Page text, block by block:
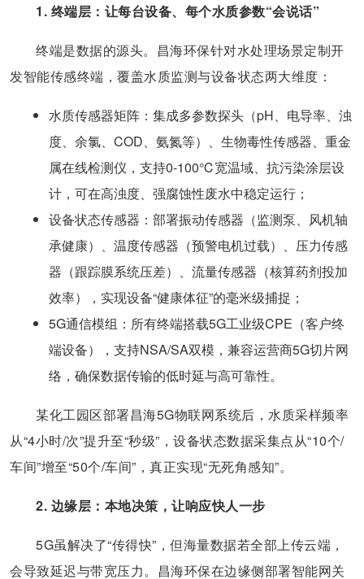
1. 终端层：让每台设备、每个水质参数“会说话”
终端是数据的源头。昌海环保针对水处理场景定制开
发智能传感终端，覆盖水质监测与设备状态两大维度：
​水质传感器矩阵​：集成多参数探头（pH、电导率、浊
度、余氯、COD、氨氮等）、生物毒性传感器、重金
属在线检测仪，支持0-100℃宽温域、抗污染涂层设
计，可在高浊度、强腐蚀性废水中稳定运行；
​设备状态传感器​：部署振动传感器（监测泵、风机轴
承健康）、温度传感器（预警电机过载）、压力传感
器（跟踪膜系统压差）、流量传感器（核算药剂投加
效率），实现设备“健康体征”的毫米级捕捉；
​5G通信模组​：所有终端搭载5G工业级CPE（客户终
端设备），支持NSA/SA双模，兼容运营商5G切片网
络，确保数据传输的低时延与高可靠性。
某化工园区部署昌海5G物联网系统后，水质采样频率
从“4小时/次”提升至“秒级”，设备状态数据采集点从“10个/
车间”增至“50个/车间”，真正实现“无死角感知”。
2. 边缘层：本地决策，让响应快人一步
5G虽解决了“传得快”，但海量数据若全部上传云端，
会导致延迟与带宽压力。昌海环保在边缘侧部署智能网关